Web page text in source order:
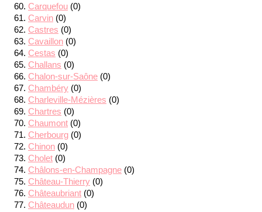
Carquefou (0)
Carvin (0)
Castres (0)
Cavaillon (0)
Cestas (0)
Challans (0)
Chalon-sur-Saône (0)
Chambéry (0)
Charleville-Mézières (0)
Chartres (0)
Chaumont (0)
Cherbourg (0)
Chinon (0)
Cholet (0)
Châlons-en-Champagne (0)
Château-Thierry (0)
Châteaubriant (0)
Châteaudun (0)